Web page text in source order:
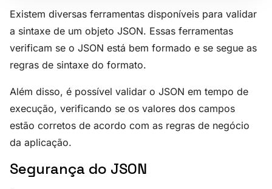
Existem diversas ferramentas disponíveis para validar
a sintaxe de um objeto JSON. Essas ferramentas
verificam se o JSON está bem formado e se segue as
regras de sintaxe do formato.
Além disso, é possível validar o JSON em tempo de
execução, verificando se os valores dos campos
estão corretos de acordo com as regras de negócio
da aplicação.
Segurança do JSON